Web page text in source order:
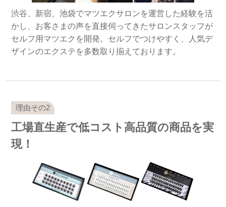
渋谷、新宿、池袋でマツエクサロンを運営した経験を活
かし、お客さまの声を直接伺ってきたサロンスタッフが
セルフ用マツエクを開発。セルフでつけやすく、人気デ
ザインのエクステを多数取り揃えております。
工場直生産で低コスト高品質の商品を実
現！